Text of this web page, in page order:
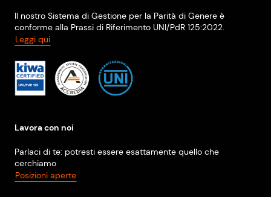
Il nostro Sistema di Gestione per la Parità di Genere è
conforme alla Prassi di Riferimento UNI/PdR 125:2022.
Leggi qui
Lavora con noi
Parlaci di te: potresti essere esattamente quello che
cerchiamo
Posizioni aperte